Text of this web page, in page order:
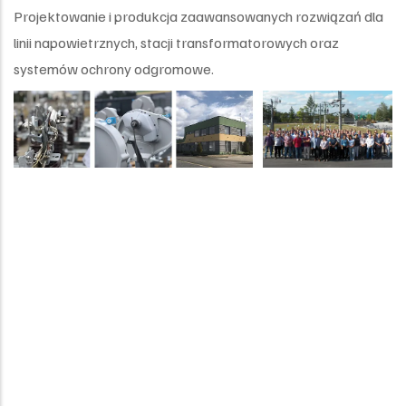
Projektowanie i produkcja zaawansowanych rozwiązań dla
linii napowietrznych, stacji transformatorowych oraz
systemów ochrony odgromowe.